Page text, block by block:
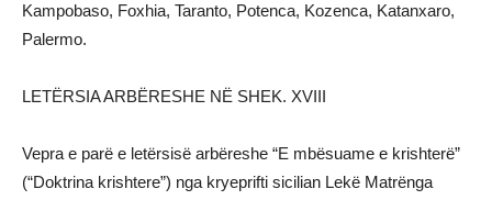
Kampobaso, Foxhia, Taranto, Potenca, Kozenca, Katanxaro,
Palermo.
LETËRSIA ARBËRESHE NË SHEK. XVIII
Vepra e parë e letërsisë arbëreshe “E mbësuame e krishterë”
(“Doktrina krishtere”) nga kryeprifti sicilian Lekë Matrënga